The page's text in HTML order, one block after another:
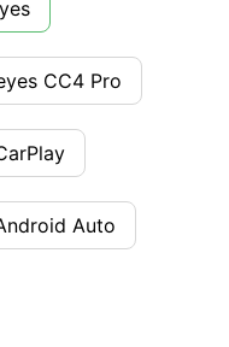
CC4 Pro
Auto